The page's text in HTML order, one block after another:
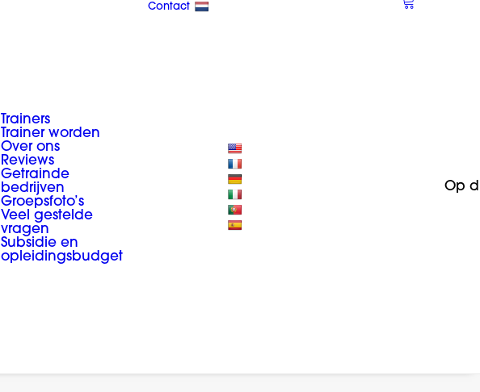
Trainers
Trainer worden
Over ons
Reviews
Getrainde
bedrijven
Groepsfoto’s
Veel gestelde
vragen
Subsidie en
opleidingsbudget
Contact
Op